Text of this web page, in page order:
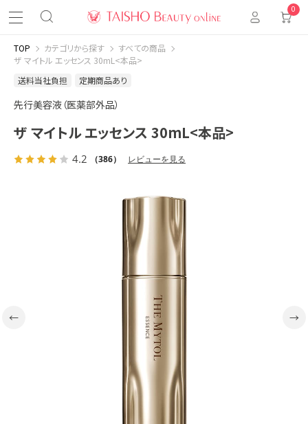
0
TOP カテゴリから探す
すべての商品
ザ マイトル エッセンス 30mL<本品>
送料当社負担
定期商品あり
先行美容液（医薬部外品）
ザ マイトル エッセンス 30mL<本品>
4.2 （386） レビューを見る